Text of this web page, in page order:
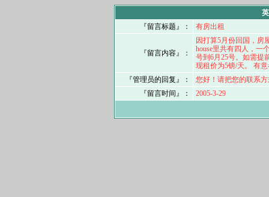
『留言标题』：
有房出租
『留言内容』：
因打算5月份回国，房
house里共有四人，一
号到6月25号。如需提
现租价为5镑/天。 有
『管理员的回复』：
您好！请把您的联系
『留言时间』：
2005-3-29